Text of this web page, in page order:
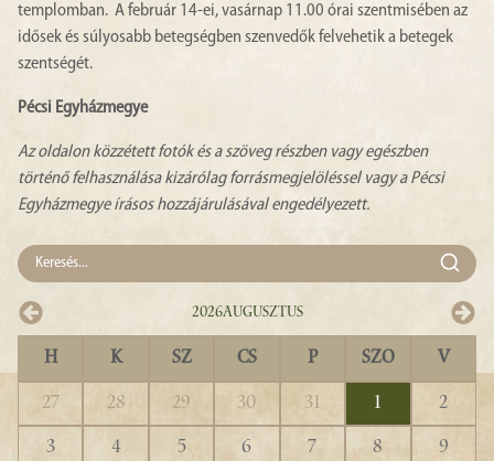
templomban. A február 14-ei, vasárnap 11.00 órai szentmisében az
idősek és súlyosabb betegségben szenvedők felvehetik a betegek
szentségét.
Pécsi Egyházmegye
Az oldalon közzétett fotók és a szöveg részben vagy egészben
történő felhasználása kizárólag forrásmegjelöléssel vagy a Pécsi
Egyházmegye írásos hozzájárulásával engedélyezett.
2026Augusztus
H K SZ CS P SZO V
27 28 29 30 31 1
2
3
4 5 6 7 8
9